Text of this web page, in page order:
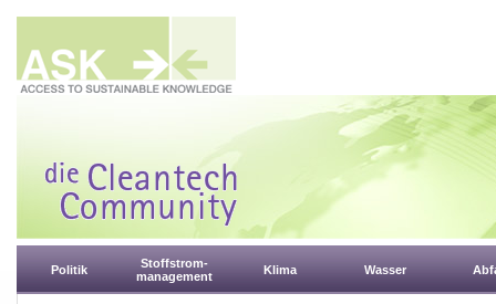
Politik
Stoffstrom-
management
Klima Wasser